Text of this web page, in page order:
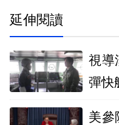
延伸閱讀
視導
彈快
美參